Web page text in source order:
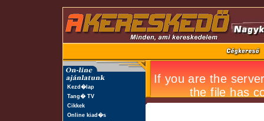
Kezd�lap
Tang� TV
Cikkek
Online kiad�s